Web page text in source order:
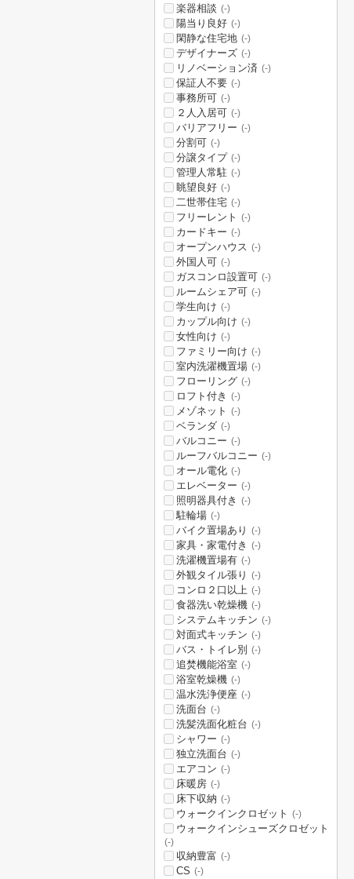
楽器相談 (-)
陽当り良好 (-)
閑静な住宅地 (-)
デザイナーズ (-)
リノベーション済 (-)
保証人不要 (-)
事務所可 (-)
２人入居可 (-)
バリアフリー (-)
分割可 (-)
分譲タイプ (-)
管理人常駐 (-)
眺望良好 (-)
二世帯住宅 (-)
フリーレント (-)
カードキー (-)
オープンハウス (-)
外国人可 (-)
ガスコンロ設置可 (-)
ルームシェア可 (-)
学生向け (-)
カップル向け (-)
女性向け (-)
ファミリー向け (-)
室内洗濯機置場 (-)
フローリング (-)
ロフト付き (-)
メゾネット (-)
ベランダ (-)
バルコニー (-)
ルーフバルコニー (-)
オール電化 (-)
エレベーター (-)
照明器具付き (-)
駐輪場 (-)
バイク置場あり (-)
家具・家電付き (-)
洗濯機置場有 (-)
外観タイル張り (-)
コンロ２口以上 (-)
食器洗い乾燥機 (-)
システムキッチン (-)
対面式キッチン (-)
バス・トイレ別 (-)
追焚機能浴室 (-)
浴室乾燥機 (-)
温水洗浄便座 (-)
洗面台 (-)
洗髪洗面化粧台 (-)
シャワー (-)
独立洗面台 (-)
エアコン (-)
床暖房 (-)
床下収納 (-)
ウォークインクロゼット (-)
ウォークインシューズクロゼット
(-)
収納豊富 (-)
CS (-)